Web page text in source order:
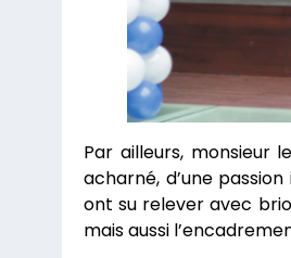
Par ailleurs, monsieur
acharné, d’une
ont su relever avec
mais aussi